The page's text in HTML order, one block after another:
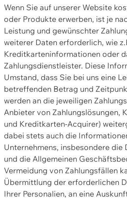
Wenn Sie auf unserer Website
oder Produkte erwerben, ist je
Leistung und gewünschter
weiterer Daten erforderlich, wie
Kreditkarteninformationen oder
Zahlungsdienstleister. Diese
Umstand, dass Sie bei uns eine
betreffenden Betrag und
werden an die jeweiligen
Anbieter von Zahlungslösungen,
und Kreditkarten-Acquirer)
dabei stets auch die
Unternehmens, insbesondere die
und die Allgemeinen
Vermeidung von Zahlungsfällen
Übermittlung der erforderlichen
Ihrer Personalien, an eine